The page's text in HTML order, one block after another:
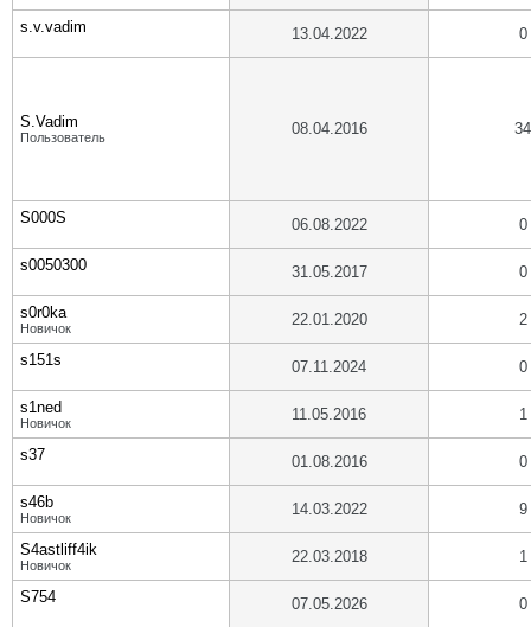
s.v.vadim 13.04.2022 0
S.Vadim
Пользователь 08.04.2016 34
S000S 06.08.2022 0
s0050300 31.05.2017 0
s0r0ka
Новичок 22.01.2020 2
s151s 07.11.2024 0
s1ned
Новичок 11.05.2016 1
s37 01.08.2016 0
s46b
Новичок 14.03.2022 9
S4astliff4ik
Новичок 22.03.2018 1
S754 07.05.2026 0